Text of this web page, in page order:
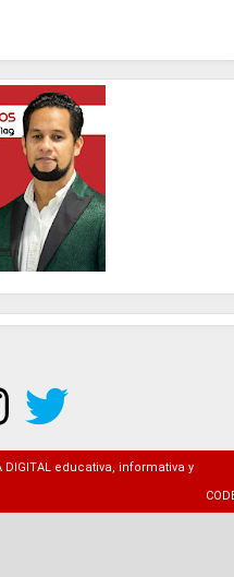
DIGITAL educativa, informativa y